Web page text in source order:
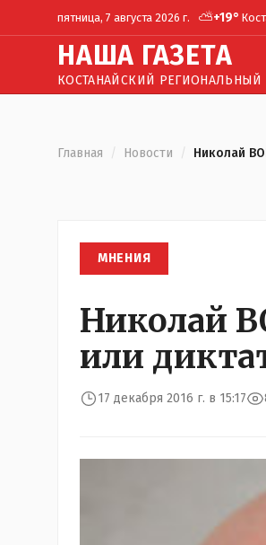
пятница, 7 августа 2026 г. ⛅+19°
НАША ГАЗЕТА
КОСТАНАЙСКИЙ РЕГИОНАЛЬНЫЙ
Главная / Новости / Николай
МНЕНИЯ
Николай
или
17 декабря 2016 г. в 15:17